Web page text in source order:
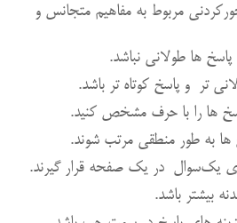
مربوط به مفاهیم متجانس و